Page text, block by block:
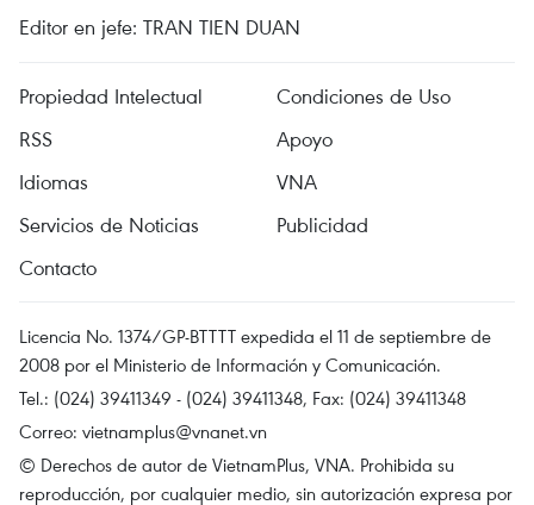
Editor en jefe: TRAN TIEN DUAN
Propiedad Intelectual
Condiciones de Uso
RSS
Apoyo
Idiomas
VNA
Servicios de Noticias
Publicidad
Contacto
Licencia No. 1374/GP-BTTTT expedida el 11 de septiembre de
2008 por el Ministerio de Información y Comunicación.
Tel.: (024) 39411349 - (024) 39411348, Fax: (024) 39411348
Correo: vietnamplus@vnanet.vn
© Derechos de autor de VietnamPlus, VNA. Prohibida su
reproducción, por cualquier medio, sin autorización expresa por